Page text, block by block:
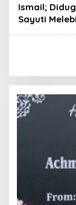
Ismail;
Sayuti